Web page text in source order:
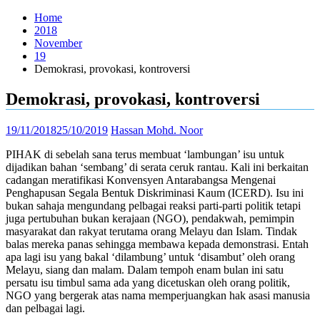
Home
2018
November
19
Demokrasi, provokasi, kontroversi
Demokrasi, provokasi, kontroversi
19/11/201825/10/2019 Hassan Mohd. Noor
PIHAK di sebelah sana terus membuat ‘lambungan’ isu untuk
dijadikan bahan ‘sembang’ di serata ceruk rantau. Kali ini berkaitan
cadangan meratifikasi Konvensyen Antarabangsa Mengenai
Penghapusan Segala Bentuk Diskriminasi Kaum (ICERD). Isu ini
bukan sahaja mengundang pelbagai reaksi parti-parti politik tetapi
juga pertubuhan bukan kerajaan (NGO), pendakwah, pemimpin
masyarakat dan rakyat terutama orang Melayu dan Islam. Tindak
balas mereka panas sehingga membawa kepada demonstrasi. Entah
apa lagi isu yang bakal ‘dilambung’ untuk ‘disambut’ oleh orang
Melayu, siang dan malam. Dalam tempoh enam bulan ini satu
persatu isu timbul sama ada yang dicetuskan oleh orang politik,
NGO yang bergerak atas nama memperjuangkan hak asasi manusia
dan pelbagai lagi.